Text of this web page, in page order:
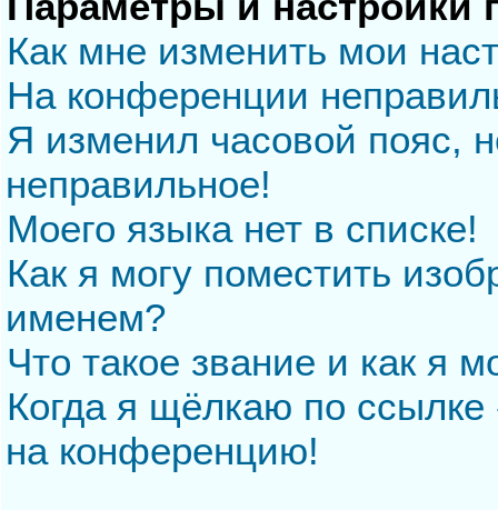
Как мне изменить мои
На конференции
Я изменил часовой пояс,
неправильное!
Моего языка нет в списке!
Как я могу поместить
именем?
Что такое звание и как я
Когда я щёлкаю по
на конференцию!